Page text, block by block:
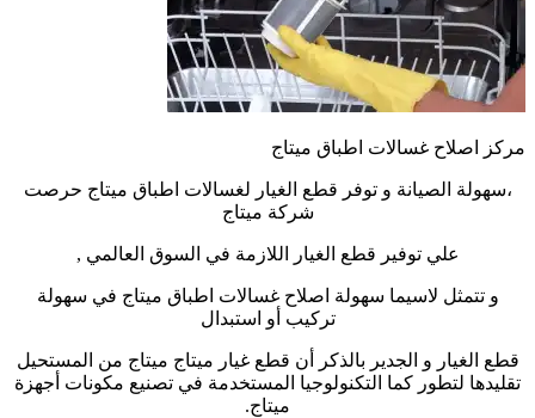
مركز اصلاح غسالات اطباق ميتاج
،سهولة الصيانة و توفر قطع الغيار لغسالات اطباق ميتاج حرصت
شركة ميتاج
علي توفير قطع الغيار اللازمة في السوق العالمي ,
و تتمثل لاسيما سهولة اصلاح غسالات اطباق ميتاج في سهولة
تركيب أو استبدال
قطع الغيار و الجدير بالذكر أن قطع غيار ميتاج ميتاج من المستحيل
تقليدها لتطور كما التكنولوجيا المستخدمة في تصنيع مكونات أجهزة
ميتاج.